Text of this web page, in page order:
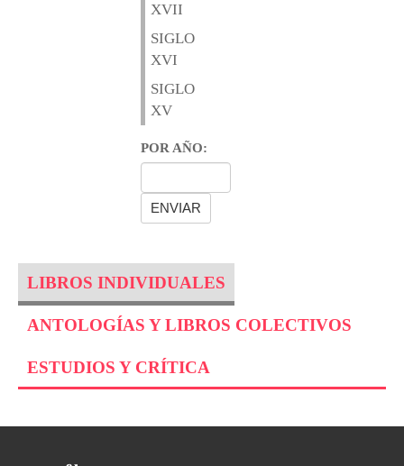
XVII
SIGLO
XVI
SIGLO
XV
POR AÑO:
LIBROS INDIVIDUALES
ANTOLOGÍAS Y LIBROS COLECTIVOS
ESTUDIOS Y CRÍTICA